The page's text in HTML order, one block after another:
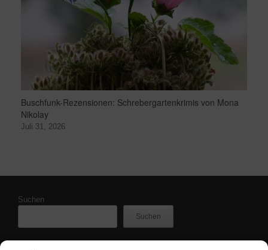
Buschfunk-Rezensionen: Schrebergartenkrimis von Mona
Nikolay
Juli 31, 2026
Suchen
Suchen